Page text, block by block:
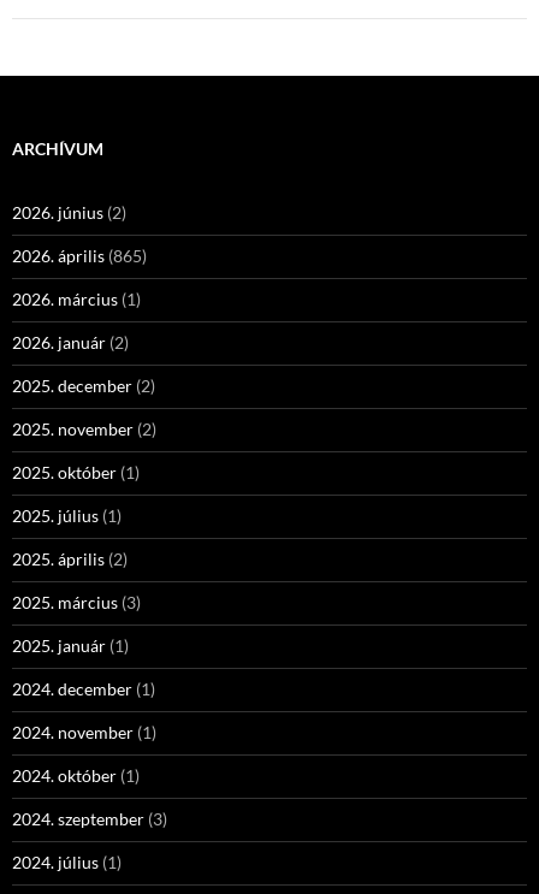
ARCHÍVUM
2026. június (2)
2026. április (865)
2026. március (1)
2026. január (2)
2025. december (2)
2025. november (2)
2025. október (1)
2025. július (1)
2025. április (2)
2025. március (3)
2025. január (1)
2024. december (1)
2024. november (1)
2024. október (1)
2024. szeptember (3)
2024. július (1)